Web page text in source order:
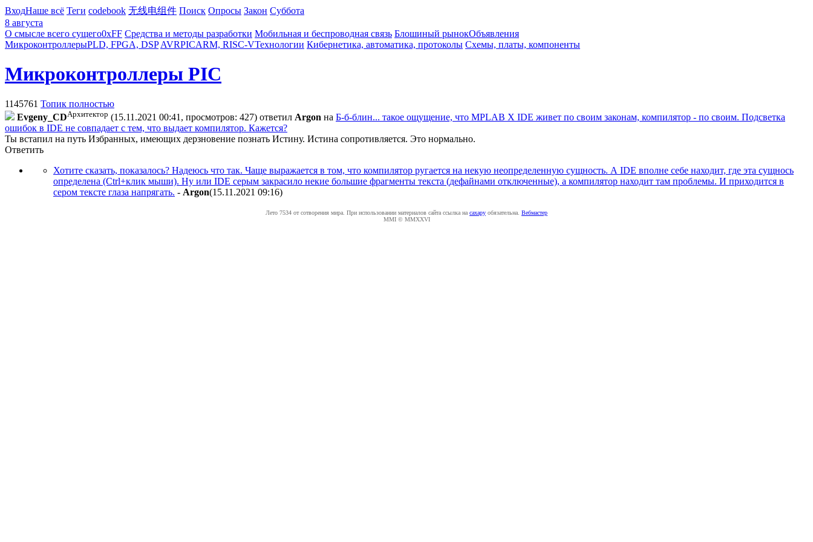
ВходНаше всё Теги codebook 无线电组件 Поиск Опросы Закон Суббота
8 августа
О смысле всего сущего0xFF Средства и методы разработки Мобильная и беспроводная связь Блошиный рынокОбъявления
МикроконтроллерыPLD, FPGA, DSP AVRPICARM, RISC-VТехнологии Кибернетика, автоматика, протоколы Схемы, платы, компоненты
Микроконтроллеры PIC
1145761 Топик полностью
Evgeny_CDАрхитектор (15.11.2021 00:41, просмотров: 427) ответил Argon на Б-б-блин... такое ощущение, что MPLAB X IDE живет по своим законам, компилятор - по своим. Подсветка
ошибок в IDE не совпадает с тем, что выдает компилятор. Кажется?
Ты встапил на путь Избранных, имеющих дерзновение познать Истину. Истина сопротивляется. Это нормально.
Ответить
Хотите сказать, показалось? Надеюсь что так. Чаще выражается в том, что компилятор ругается на некую неопределенную сущность. А IDE вполне себе находит, где эта сущнось
определена (Ctrl+клик мыши). Ну или IDE серым закрасило некие большие фрагменты текста (дефайнами отключенные), а компилятор находит там проблемы. И приходится в
сером тексте глаза напрягать. - Argon(15.11.2021 09:16)
Лето 7534 от сотворения мира. При использовании материалов сайта ссылка на caxapу обязательна. Вебмастер
MMI © MMXXVI